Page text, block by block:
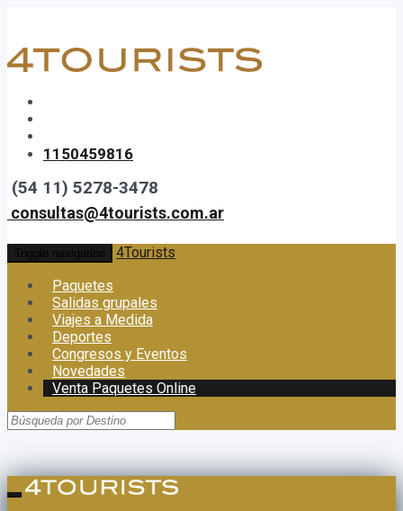
1150459816
(54 11) 5278-3478
consultas@4tourists.com.ar
Toggle navigation
4Tourists
Paquetes
Salidas grupales
Viajes a Medida
Deportes
Congresos y Eventos
Novedades
Venta Paquetes Online